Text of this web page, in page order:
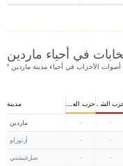
في أحياء ماردين
أصوات الأحزاب في أحياء مدينة ماردين
مدينة حزب العدالة
الشعب الجمهوري
ماردين - -
أرتوزلو - -
ضارغيشتي - -